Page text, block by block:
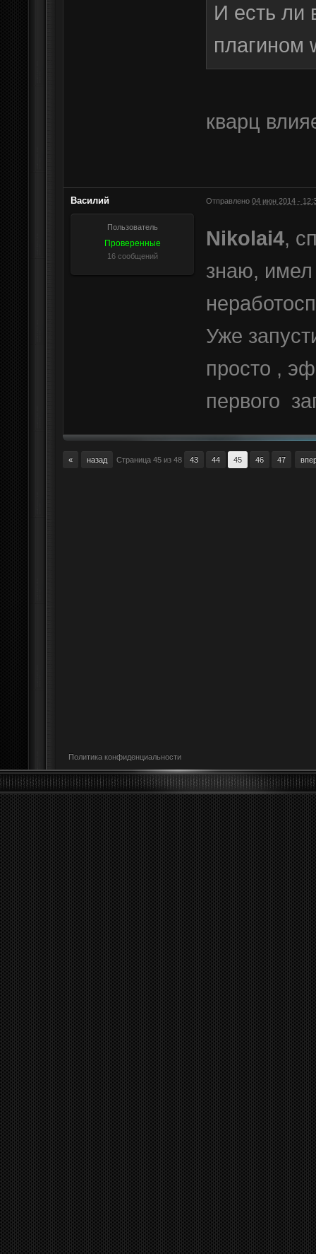
И есть ли
плагином
кварц
Василий Отправлено 04 июн 2014 -
Пользователь
Проверенные
16 сообщений
Nikolai4,
знаю, имел
Уже
просто ,
первого
« назад Страница 45 из 48 43 44 45 46 47
Политика конфиденциальности